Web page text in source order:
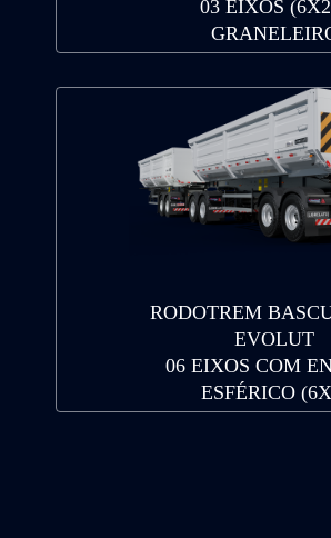
03 EIXOS
RODOTREM
EVOLUT
06 EIXOS COM
ESFÉRICO